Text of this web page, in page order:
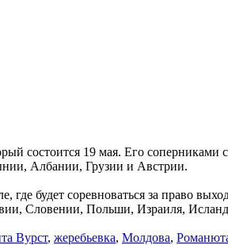
состоится 19 мая. Его
Албании, Грузии и Австрии.
где будет соревноваться за право
Словении, Польши, Израиля,
Вурст, жеребьевка, Молдова,